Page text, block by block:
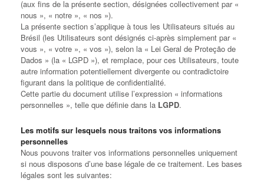
(aux fins de la présente section, désignées collectivement par «
nous », « notre », « nos »).
La présente section s’applique à tous les Utilisateurs situés au
Brésil (les Utilisateurs sont désignés ci-après simplement par «
vous », « votre », « vos »), selon la « Lei Geral de Proteção de
Dados » (la « LGPD »), et remplace, pour ces Utilisateurs, toute
autre information potentiellement divergente ou contradictoire
figurant dans la politique de confidentialité.
Cette partie du document utilise l’expression « informations
personnelles », telle que définie dans la LGPD.
Les motifs sur lesquels nous traitons vos informations
personnelles
Nous pouvons traiter vos informations personnelles uniquement
si nous disposons d’une base légale de ce traitement. Les bases
légales sont les suivantes: